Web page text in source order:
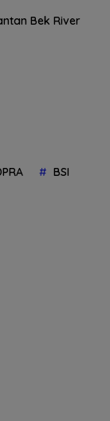
Bek River
BSI